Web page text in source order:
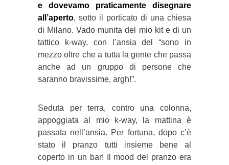
e dovevamo praticamente disegnare
all’aperto, sotto il porticato di una chiesa
di Milano. Vado munita del mio kit e di un
tattico k-way, con l’ansia del “sono in
mezzo oltre che a tutta la gente che passa
anche ad un gruppo di persone che
saranno bravissime, argh!”.
Seduta per terra, contro una colonna,
appoggiata al mio k-way, la mattina è
passata nell’ansia. Per fortuna, dopo c’è
stato il pranzo tutti insieme bene al
coperto in un bar! Il mood del pranzo era